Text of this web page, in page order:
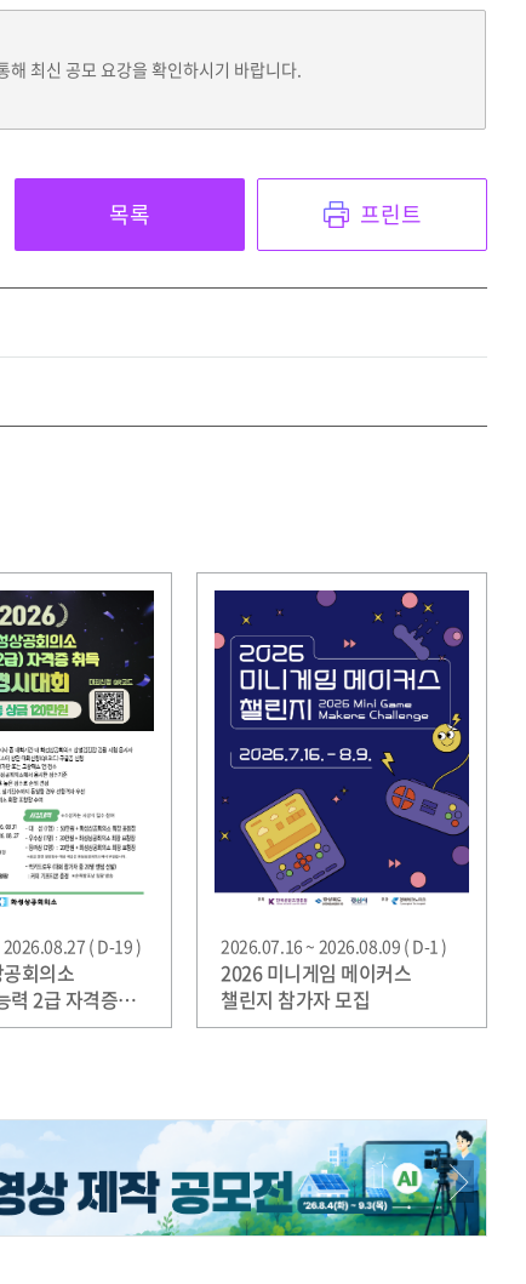
해 최신 공모 요강을 확인하시기 바랍니다.
목록 프린트
( D-19 )
회의소
력 2급 자격증
2026.07.16 ~ 2026.08.09 ( D-1 )
2026 미니게임 메이커스
챌린지 참가자 모집